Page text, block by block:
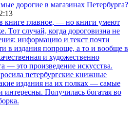
дорогие в магазинах Петербурга?
книге главное, — но книги умеют
Тот случай, когда дороговизна не
информацию и текст почти
в издания попроще, а то и вообще в
и художественно
— это произведение искусства.
петербургские книжные
издания на их полках — самые
интересны. Получилась богатая во